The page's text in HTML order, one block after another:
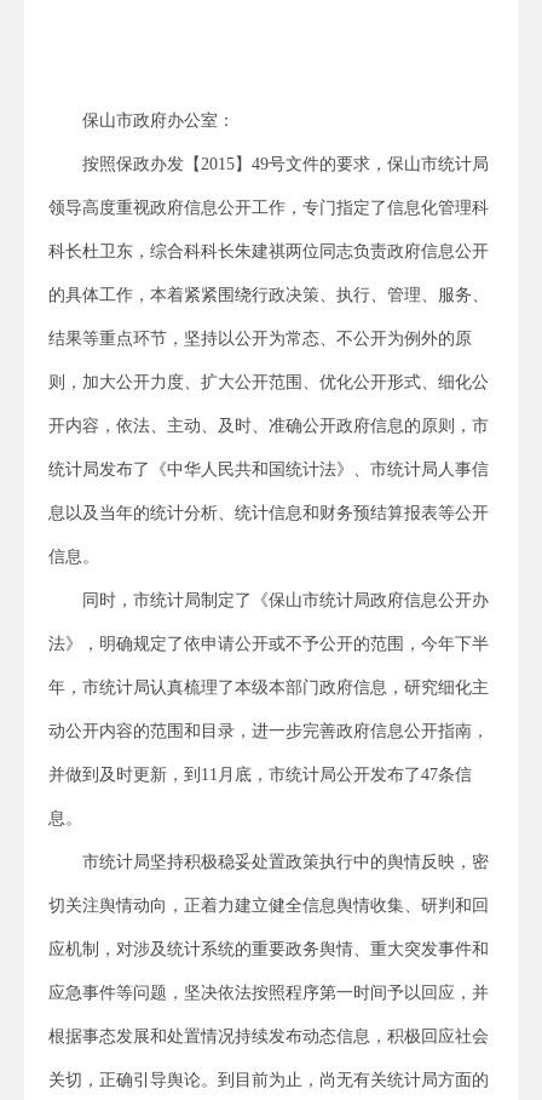
保山市政府办公室：
按照保政办发【2015】49号文件的要求，保山市统计局
领导高度重视政府信息公开工作，专门指定了信息化管理科
科长杜卫东，综合科科长朱建祺两位同志负责政府信息公开
的具体工作，本着紧紧围绕行政决策、执行、管理、服务、
结果等重点环节，坚持以公开为常态、不公开为例外的原
则，加大公开力度、扩大公开范围、优化公开形式、细化公
开内容，依法、主动、及时、准确公开政府信息的原则，市
统计局发布了《中华人民共和国统计法》、市统计局人事信
息以及当年的统计分析、统计信息和财务预结算报表等公开
信息。
同时，市统计局制定了《保山市统计局政府信息公开办
法》，明确规定了依申请公开或不予公开的范围，今年下半
年，市统计局认真梳理了本级本部门政府信息，研究细化主
动公开内容的范围和目录，进一步完善政府信息公开指南，
并做到及时更新，到11月底，市统计局公开发布了47条信
息。
市统计局坚持积极稳妥处置政策执行中的舆情反映，密
切关注舆情动向，正着力建立健全信息舆情收集、研判和回
应机制，对涉及统计系统的重要政务舆情、重大突发事件和
应急事件等问题，坚决依法按照程序第一时间予以回应，并
根据事态发展和处置情况持续发布动态信息，积极回应社会
关切，正确引导舆论。到目前为止，尚无有关统计局方面的